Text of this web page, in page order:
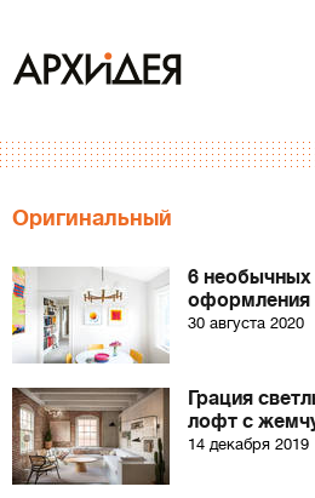
Оригинальный
6
оформления
30 августа 2020
Грация
лофт с
14 декабря 2019